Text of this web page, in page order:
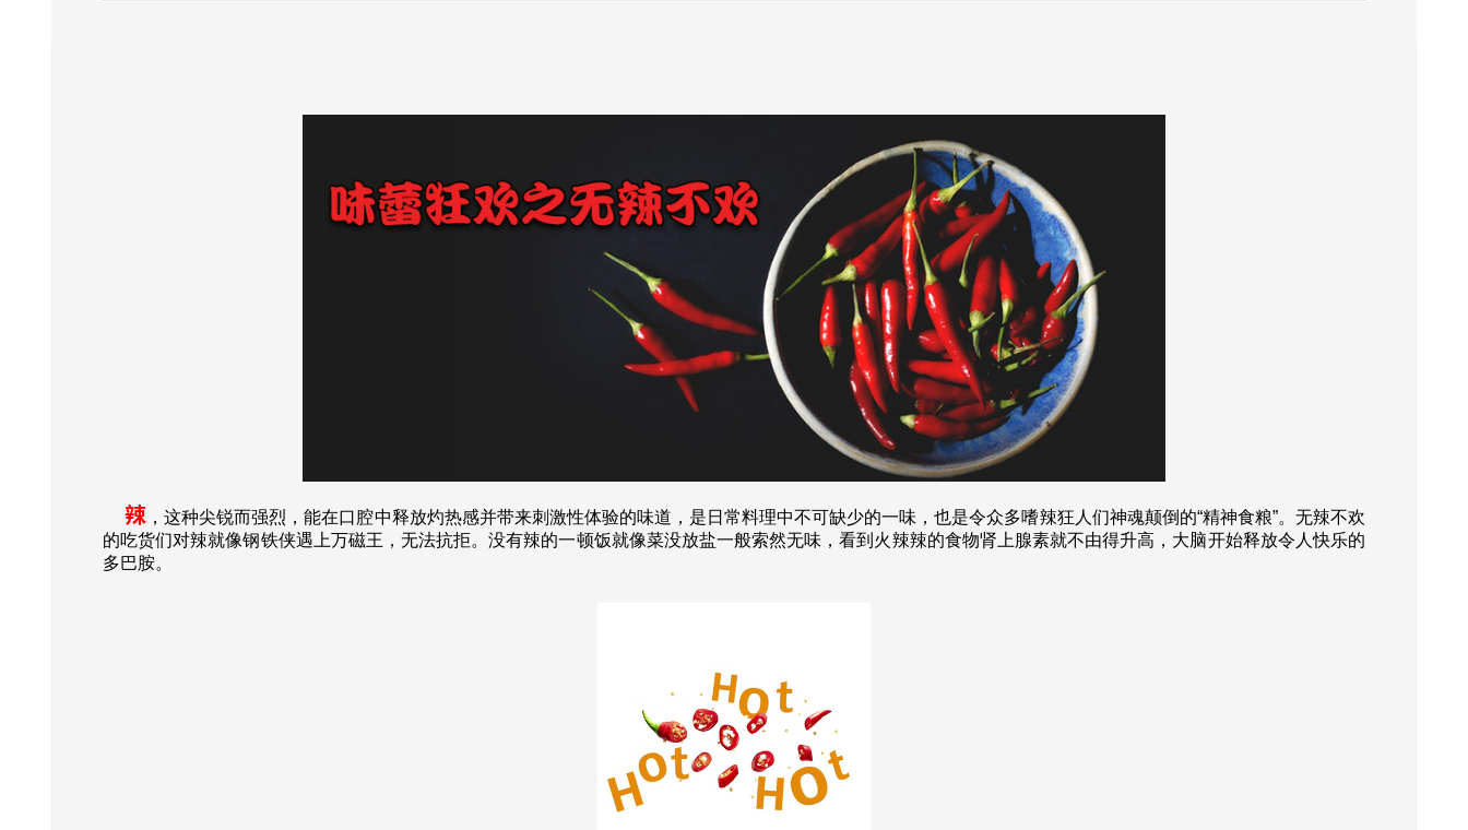
辣 ，这种尖锐而强烈，能在口腔中释放灼热感并带来刺激性体验的味道，是日常料理中不可缺少的一味，也是令众多嗜辣狂人们神魂颠倒的“精神食粮”。无辣不欢
的吃货们对辣就像钢铁侠遇上万磁王，无法抗拒。没有辣的一顿饭就像菜没放盐一般索然无味，看到火辣辣的食物肾上腺素就不由得升高，大脑开始释放令人快乐的
多巴胺。